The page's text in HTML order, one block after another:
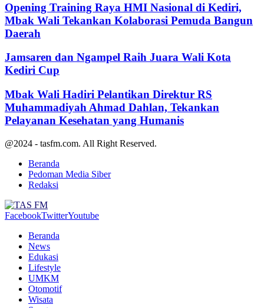
Opening Training Raya HMI Nasional di Kediri,
Mbak Wali Tekankan Kolaborasi Pemuda Bangun
Daerah
Jamsaren dan Ngampel Raih Juara Wali Kota
Kediri Cup
Mbak Wali Hadiri Pelantikan Direktur RS
Muhammadiyah Ahmad Dahlan, Tekankan
Pelayanan Kesehatan yang Humanis
@2024 - tasfm.com. All Right Reserved.
Beranda
Pedoman Media Siber
Redaksi
FacebookTwitterYoutube
Beranda
News
Edukasi
Lifestyle
UMKM
Otomotif
Wisata